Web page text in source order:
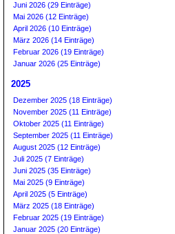
Juni 2026 (29 Einträge)
Mai 2026 (12 Einträge)
April 2026 (10 Einträge)
März 2026 (14 Einträge)
Februar 2026 (19 Einträge)
Januar 2026 (25 Einträge)
2025
Dezember 2025 (18 Einträge)
November 2025 (11 Einträge)
Oktober 2025 (11 Einträge)
September 2025 (11 Einträge)
August 2025 (12 Einträge)
Juli 2025 (7 Einträge)
Juni 2025 (35 Einträge)
Mai 2025 (9 Einträge)
April 2025 (5 Einträge)
März 2025 (18 Einträge)
Februar 2025 (19 Einträge)
Januar 2025 (20 Einträge)